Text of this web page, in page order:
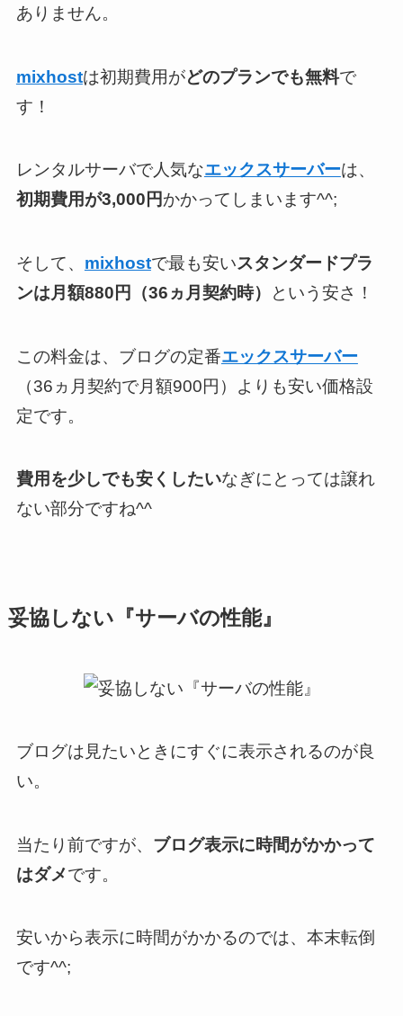
ありません。
mixhostは初期費用がどのプランでも無料で
す！
レンタルサーバで人気なエックスサーバーは、
初期費用が3,000円かかってしまいます^^;
そして、 mixhostで最も安いスタンダードプラ
ンは月額880円（36ヵ月契約時）
という安さ！
この料金は、ブログの定番エックスサーバー
（36ヵ月契約で月額900円）よりも安い価格設
定です。
費用を少しでも安くしたいなぎにとっては譲れ
ない部分ですね^^
妥協しない『 サーバの性能』
ブログは見たいときにすぐに表示されるのが良
い。
当たり前ですが、 ブログ表示に時間がかかって
はダメです。
安いから表示に時間がかかるのでは、本末転倒
です^^;